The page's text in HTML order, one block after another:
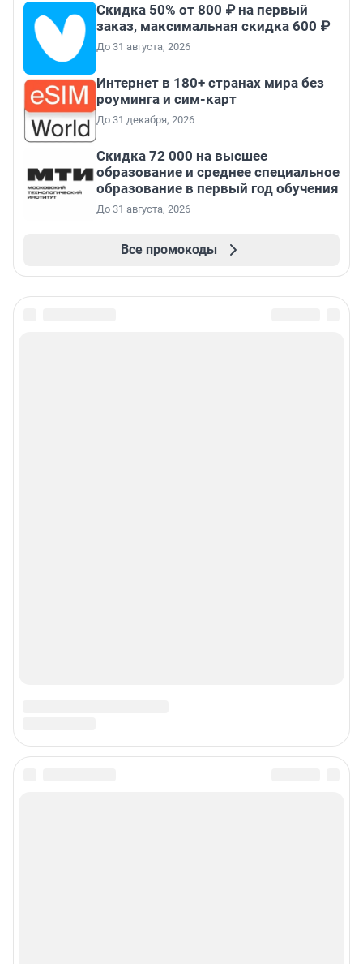
Скидка 50% от 800 ₽ на первый
заказ, максимальная скидка 600 ₽
До 31 августа, 2026
Интернет в 180+ странах мира без
роуминга и сим-карт
До 31 декабря, 2026
Скидка 72 000 на высшее
образование и среднее специальное
образование в первый год обучения
До 31 августа, 2026
Все промокоды